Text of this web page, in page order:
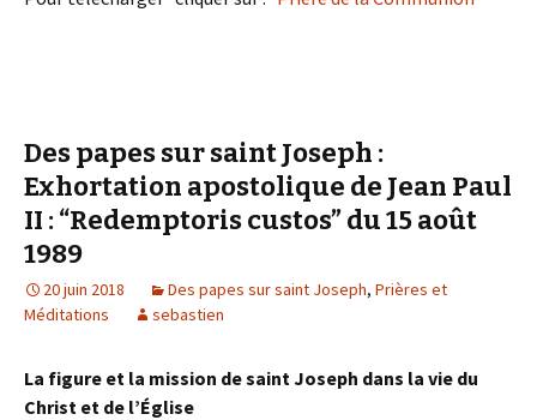
Des papes sur saint Joseph :
Exhortation apostolique de Jean Paul
II : “Redemptoris custos” du 15 août
1989
20 juin 2018 Des papes sur saint Joseph, Prières et
Méditations
sebastien
La figure et la mission de saint Joseph dans la vie du
Christ et de l’Église